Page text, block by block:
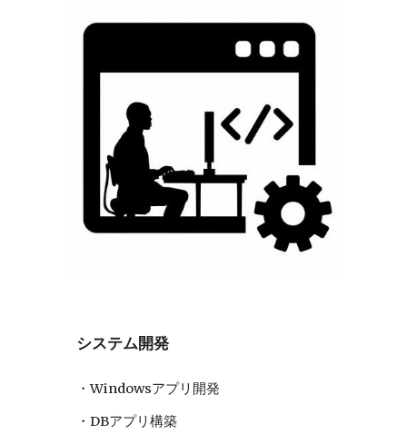
システム開発
・Windowsアプリ開発
・DBアプリ構築